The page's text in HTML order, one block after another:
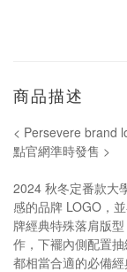
商品描述
< Persevere brand
點官網準時發售 >
2024 秋冬定番款大
感的品牌 LOGO，
牌經典特殊落肩版
作，下襬內側配置
都相當合適的必備經